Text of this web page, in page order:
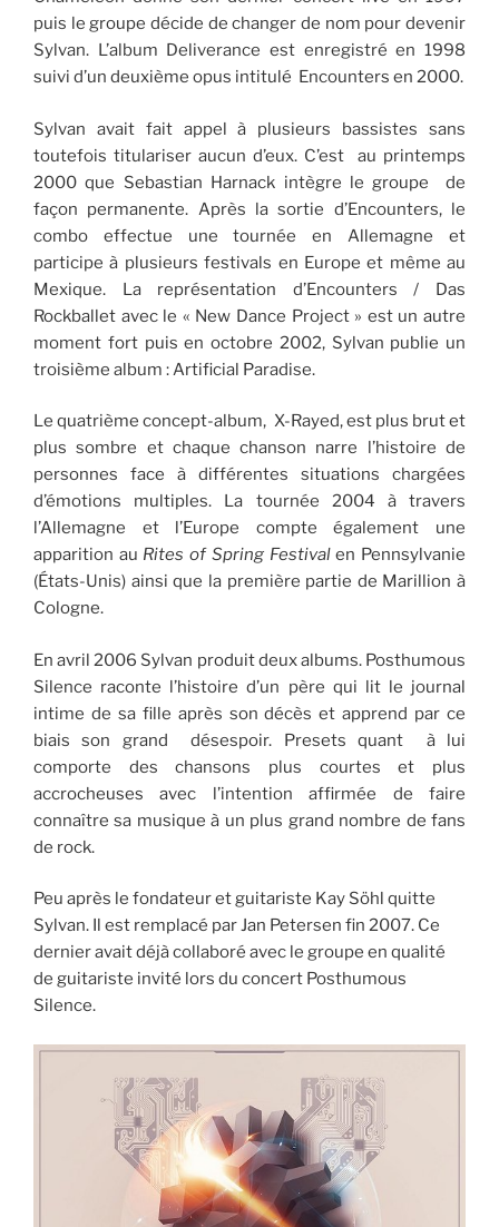
puis le groupe décide de changer de nom pour devenir
Sylvan. L’album Deliverance est enregistré en 1998
suivi d’un deuxième opus intitulé Encounters en 2000.
Sylvan avait fait appel à plusieurs bassistes sans
toutefois titulariser aucun d’eux. C’est au printemps
2000 que Sebastian Harnack intègre le groupe de
façon permanente. Après la sortie d’Encounters, le
combo effectue une tournée en Allemagne et
participe à plusieurs festivals en Europe et même au
Mexique. La représentation d’Encounters / Das
Rockballet avec le « New Dance Project » est un autre
moment fort puis en octobre 2002, Sylvan publie un
troisième album : Artificial Paradise.
Le quatrième concept-album, X-Rayed, est plus brut et
plus sombre et chaque chanson narre l’histoire de
personnes face à différentes situations chargées
d’émotions multiples. La tournée 2004 à travers
l’Allemagne et l’Europe compte également une
apparition au Rites of Spring Festivalen Pennsylvanie
(États-Unis) ainsi que la première partie de Marillion à
Cologne.
En avril 2006 Sylvan produit deux albums. Posthumous
Silence raconte l’histoire d’un père qui lit le journal
intime de sa fille après son décès et apprend par ce
biais son grand désespoir. Presets quant à lui
comporte des chansons plus courtes et plus
accrocheuses avec l’intention affirmée de faire
connaître sa musique à un plus grand nombre de fans
de rock.
Peu après le fondateur et guitariste Kay Söhl quitte
Sylvan. Il est remplacé par Jan Petersen fin 2007. Ce
dernier avait déjà collaboré avec le groupe en qualité
de guitariste invité lors du concert Posthumous
Silence.